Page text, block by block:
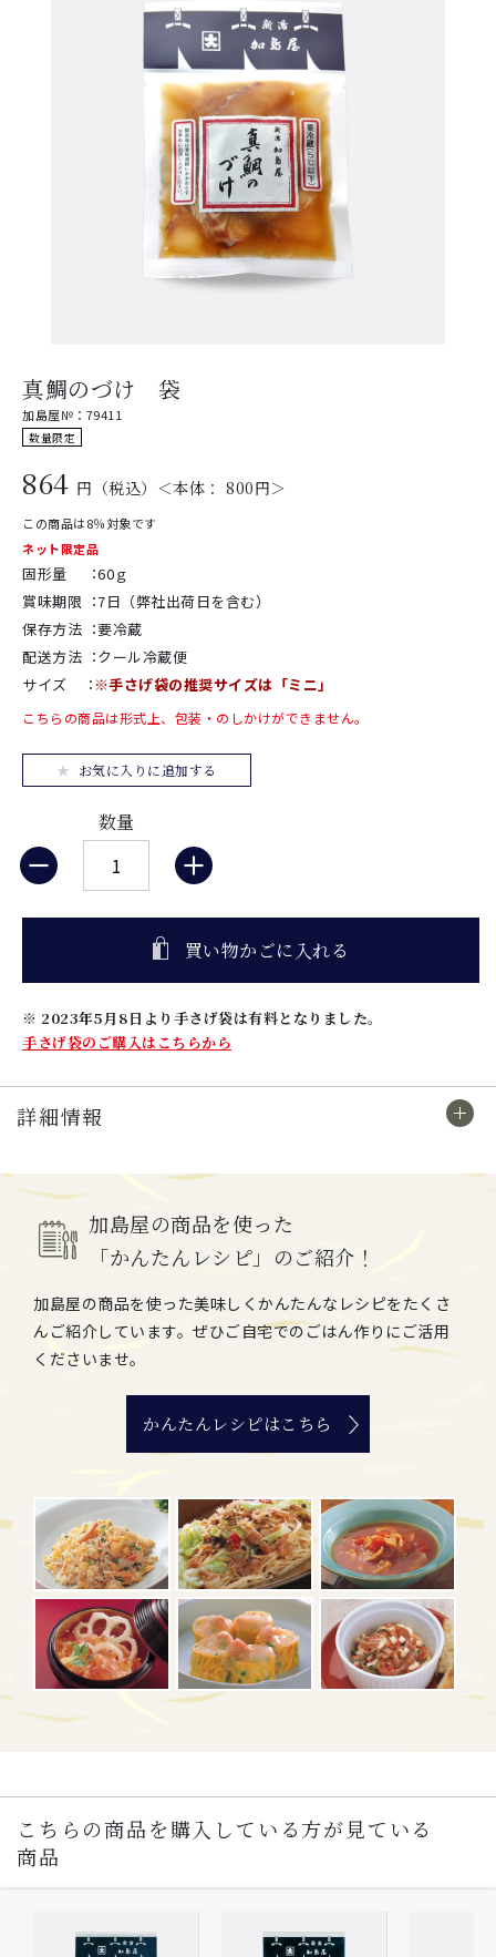
真鯛のづけ 袋
加島屋№：79411
数量限定
864 円（税込）＜本体： 800円＞
この商品は8％対象です
ネット限定品
固形量 ：60ｇ
賞味期限 ：7日（弊社出荷日を含む）
保存方法 ：要冷蔵
配送方法 ：クール冷蔵便
サイズ
：※手さげ袋の推奨サイズは「ミニ」
こちらの商品は形式上、包装・のしかけができません。
お気に入りに追加する
数量
買い物かごに入れる
※ 2023年5月8日より手さげ袋は有料となりました。
手さげ袋のご購入はこちらから
詳細情報
加島屋の商品を使った
「かんたんレシピ」のご紹介！
加島屋の商品を使った美味しくかんたんなレシピをたくさ
んご紹介しています。ぜひご自宅でのごはん作りにご活用
くださいませ。
かんたんレシピはこちら
こちらの商品を購入している方が見ている
商品